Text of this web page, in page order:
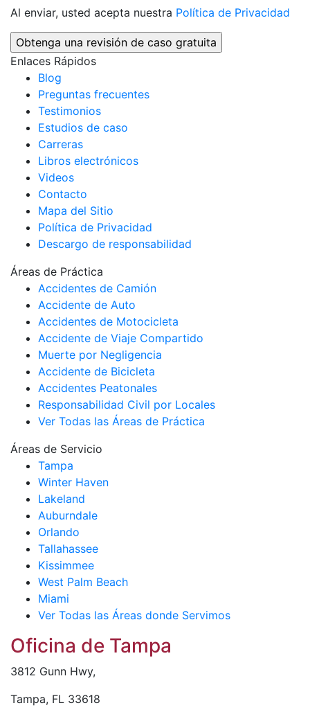
Al enviar, usted acepta nuestra Política de Privacidad
Enlaces Rápidos
Blog
Preguntas frecuentes
Testimonios
Estudios de caso
Carreras
Libros electrónicos
Videos
Contacto
Mapa del Sitio
Política de Privacidad
Descargo de responsabilidad
Áreas de Práctica
Accidentes de Camión
Accidente de Auto
Accidentes de Motocicleta
Accidente de Viaje Compartido
Muerte por Negligencia
Accidente de Bicicleta
Accidentes Peatonales
Responsabilidad Civil por Locales
Ver Todas las Áreas de Práctica
Áreas de Servicio
Tampa
Winter Haven
Lakeland
Auburndale
Orlando
Tallahassee
Kissimmee
West Palm Beach
Miami
Ver Todas las Áreas donde Servimos
Oficina de Tampa
3812 Gunn Hwy,
Tampa, FL 33618